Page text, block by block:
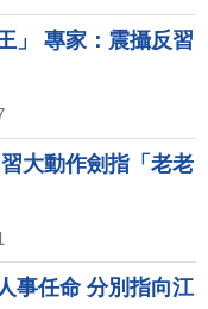
」 專家：震攝反習
大動作劍指「老老
事任命 分別指向江